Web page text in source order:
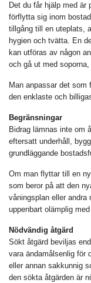
Det du får hjälp med
förflytta sig inom
tillgång till en uteplats,
hygien och tvätta. En
kan utföras av någon
och gå ut med
Man anpassar det
den enklaste och
Begränsningar
Bidrag lämnas inte om
eftersatt underhåll,
grundläggande
Om man flyttar till en
som beror på att den
våningsplan eller
uppenbart olämplig
Nödvändig åtgärd
Sökt åtgärd beviljas
vara ändamålsenlig för
eller annan sakkunnig
den sökta åtgärden är